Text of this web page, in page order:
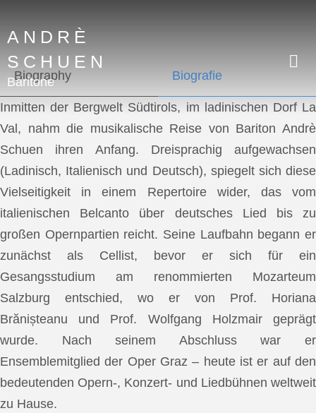
ANDRÈ
SCHUEN
Baritone
Biography Biografie
Inmitten der Bergwelt Südtirols, im ladinischen Dorf La
Val, nahm die musikalische Reise von Bariton Andrè
Schuen ihren Anfang. Dreisprachig aufgewachsen
(Ladinisch, Italienisch und Deutsch), spiegelt sich diese
Vielseitigkeit in einem Repertoire wider, das vom
italienischen Belcanto über deutsches Lied bis zu
großen Opernpartien reicht. Seine Laufbahn begann er
zunächst als Cellist, bevor er sich für ein
Gesangsstudium am renommierten Mozarteum
Salzburg entschied, wo er von Prof. Horiana
Brănișteanu und Prof. Wolfgang Holzmair geprägt
wurde. Nach seinem Abschluss war er
Ensemblemitglied der Oper Graz – heute ist er auf den
bedeutenden Opern-, Konzert- und Liedbühnen weltweit
zu Hause.